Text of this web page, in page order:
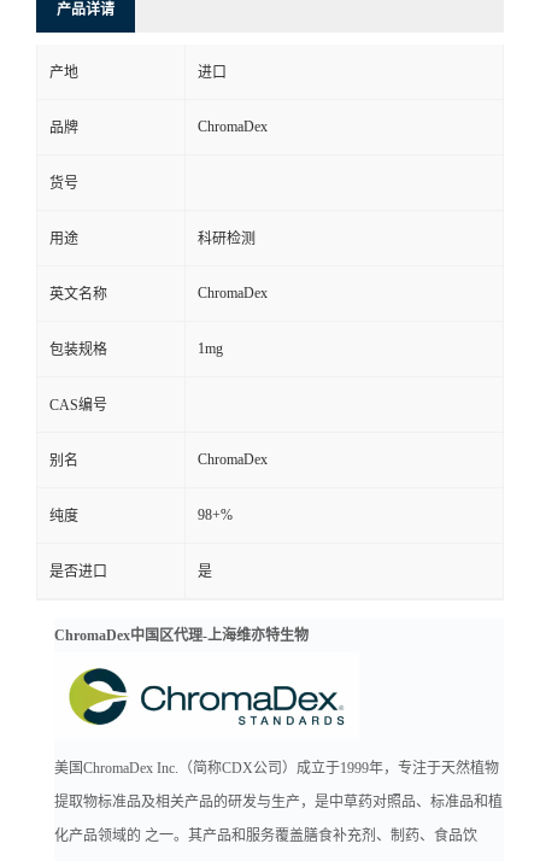
产品详请
产地 进口
品牌 ChromaDex
货号
用途 科研检测
英文名称 ChromaDex
包装规格 1mg
CAS编号
别名 ChromaDex
纯度 98+%
是否进口 是
ChromaDex中国区代理-上海维亦特生物
美国ChromaDex Inc.（简称CDX公司）成立于1999年，专注于天然植物
提取物标准品及相关产品的研发与生产，是中草药对照品、标准品和植
化产品领域的 之一。其产品和服务覆盖膳食补充剂、制药、食品饮